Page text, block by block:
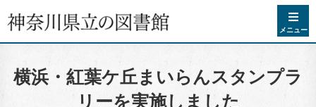
コンテンツへスキップ
メニュー
横浜・紅葉ケ丘まいらんスタンプラ
リーを実施しました